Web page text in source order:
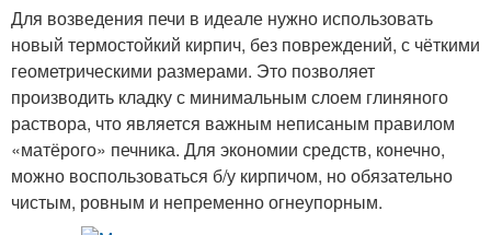
Для возведения печи в идеале нужно использовать
новый термостойкий кирпич, без повреждений, с чёткими
геометрическими размерами. Это позволяет
производить кладку с минимальным слоем глиняного
раствора, что является важным неписаным правилом
«матёрого» печника. Для экономии средств, конечно,
можно воспользоваться б/у кирпичом, но обязательно
чистым, ровным и непременно огнеупорным.